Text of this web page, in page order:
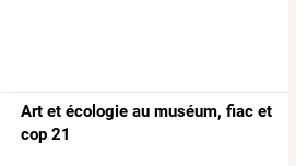
Art et écologie au muséum, fiac et
cop 21